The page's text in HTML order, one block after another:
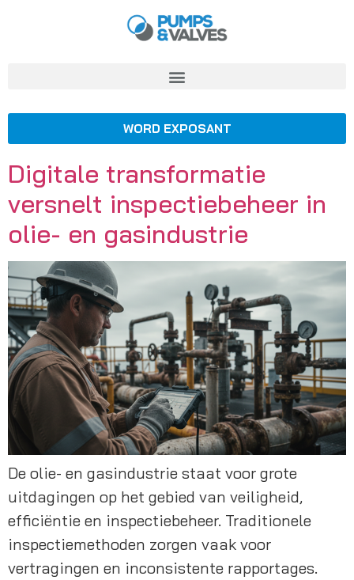
WORD EXPOSANT
Digitale transformatie
versnelt inspectiebeheer in
olie- en gasindustrie
De olie- en gasindustrie staat voor grote
uitdagingen op het gebied van veiligheid,
efficiëntie en inspectiebeheer. Traditionele
inspectiemethoden zorgen vaak voor
vertragingen en inconsistente rapportages.